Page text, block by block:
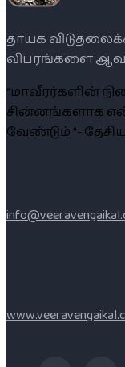
தாயக
விபரங்களை
“மாவீரர்களின்
சின்னங்களாக
வேண்டும் ”-